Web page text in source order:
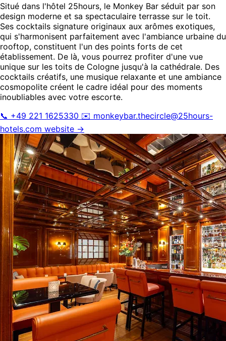
Situé dans l'hôtel 25hours, le Monkey Bar séduit par son
design moderne et sa spectaculaire terrasse sur le toit.
Ses cocktails signature originaux aux arômes exotiques,
qui s'harmonisent parfaitement avec l'ambiance urbaine du
rooftop, constituent l'un des points forts de cet
établissement. De là, vous pourrez profiter d'une vue
unique sur les toits de Cologne jusqu'à la cathédrale. Des
cocktails créatifs, une musique relaxante et une ambiance
cosmopolite créent le cadre idéal pour des moments
inoubliables avec votre escorte.
📞 +49 221 1625330 ✉️ monkeybar.thecircle@25hours-
hotels.com website →